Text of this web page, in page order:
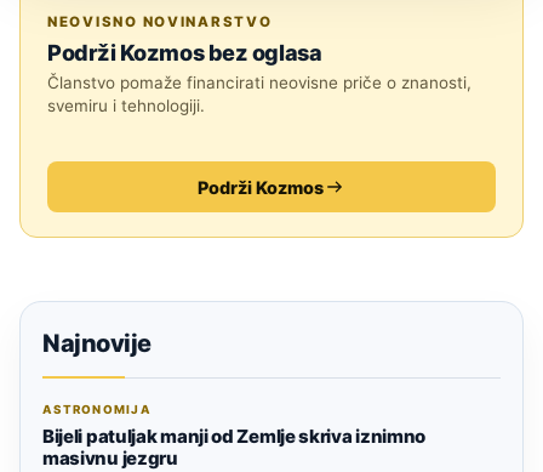
NEOVISNO NOVINARSTVO
Podrži Kozmos bez oglasa
Članstvo pomaže financirati neovisne priče o znanosti,
svemiru i tehnologiji.
Podrži Kozmos
Najnovije
ASTRONOMIJA
Bijeli patuljak manji od Zemlje skriva iznimno
masivnu jezgru